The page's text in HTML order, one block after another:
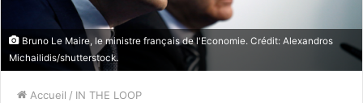
Bruno Le Maire, le ministre français de l'Economie. Crédit: Alexandros
Michailidis/shutterstock.
Accueil / IN THE LOOP